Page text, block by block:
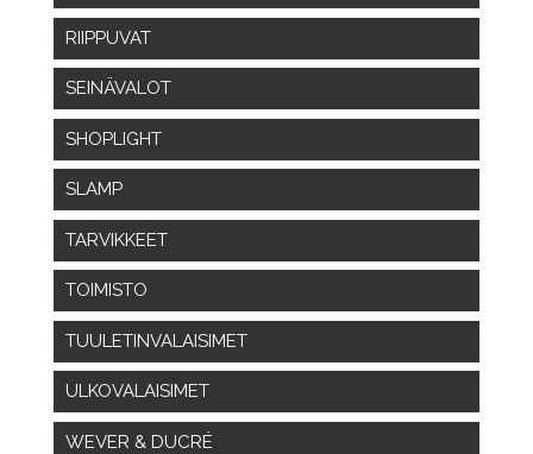
RIIPPUVAT
SEINÄVALOT
SHOPLIGHT
SLAMP
TARVIKKEET
TOIMISTO
TUULETINVALAISIMET
ULKOVALAISIMET
WEVER & DUCRÉ